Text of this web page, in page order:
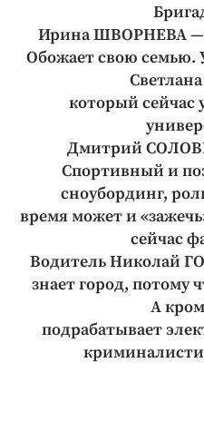
Ирина ШВОРНЕВА —
Обожает свою семью.
который сейчас
Дмитрий
Спортивный и
сноубординг,
время может и
сейчас
Водитель Николай
знает город, потому
А
подрабатывает